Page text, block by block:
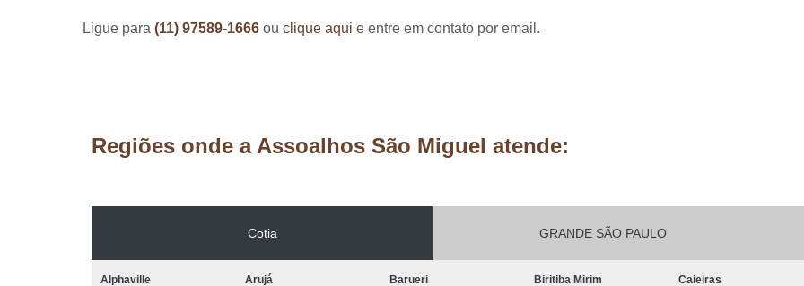
Painel de
Pergolado de Madeira Cumaru
Ligue para (11) 97589-1666 ou clique aqui e entre em contato por email.
Regiões onde a Assoalhos São Miguel atende:
Cotia GRANDE SÃO PAULO
Alphaville Arujá Barueri Biritiba Mirim Caieiras